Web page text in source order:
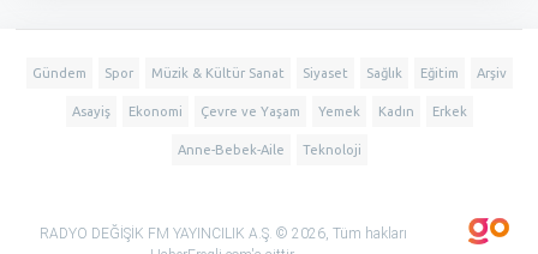
Gündem Spor Müzik & Kültür Sanat Siyaset Sağlık Eğitim Arşiv
Asayiş Ekonomi Çevre ve Yaşam Yemek Kadın Erkek
Anne-Bebek-Aile Teknoloji
RADYO DEĞİŞİK FM YAYINCILIK A.Ş. © 2026, Tüm hakları